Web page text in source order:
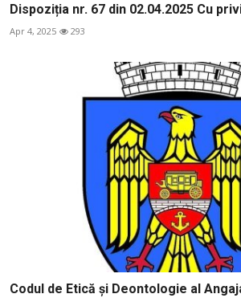
Dispoziția nr. 67 din 02.04.2025 Cu
Apr 4, 2025 293
Codul de Etică și Deontologie al